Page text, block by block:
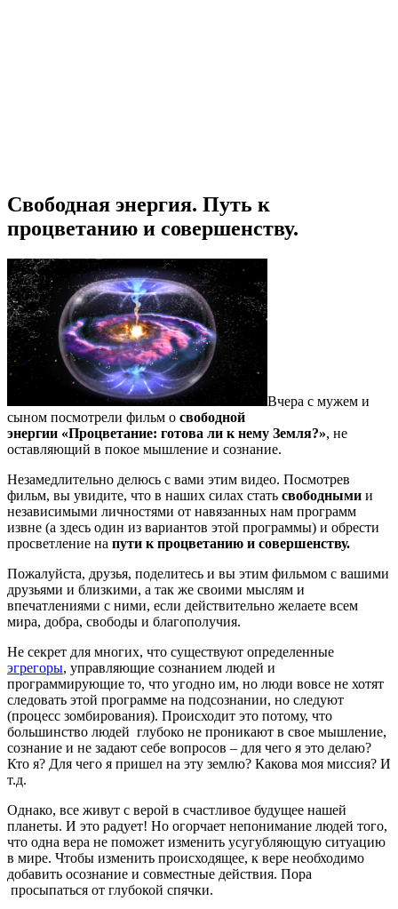
Свободная энергия. Путь к
процветанию и совершенству.
Вчера с мужем и
сыном посмотрели фильм о свободной
энергии «Процветание: готова ли к нему Земля?», не
оставляющий в покое мышление и сознание.
Незамедлительно делюсь с вами этим видео. Посмотрев
фильм, вы увидите, что в наших силах стать свободными и
независимыми личностями от навязанных нам программ
извне (а здесь один из вариантов этой программы) и обрести
просветление на пути к процветанию и совершенству.
Пожалуйста, друзья, поделитесь и вы этим фильмом с вашими
друзьями и близкими, а так же своими мыслям и
впечатлениями с ними, если действительно желаете всем
мира, добра, свободы и благополучия.
Не секрет для многих, что существуют определенные
эгрегоры, управляющие сознанием людей и
программирующие то, что угодно им, но люди вовсе не хотят
следовать этой программе на подсознании, но следуют
(процесс зомбирования). Происходит это потому, что
большинство людей глубоко не проникают в свое мышление,
сознание и не задают себе вопросов – для чего я это делаю?
Кто я? Для чего я пришел на эту землю? Какова моя миссия? И
т.д.
Однако, все живут с верой в счастливое будущее нашей
планеты. И это радует! Но огорчает непонимание людей того,
что одна вера не поможет изменить усугубляющую ситуацию
в мире. Чтобы изменить происходящее, к вере необходимо
добавить осознание и совместные действия. Пора
просыпаться от глубокой спячки.